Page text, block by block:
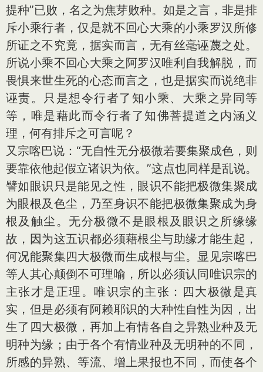
提种”已败，名之为焦芽败种。如是之言，非是排
斥小乘行者，仅是就不回心大乘的小乘罗汉所修
所证之不究竟，据实而言，无有丝毫诬蔑之处。
所说小乘不回心大乘之阿罗汉唯利自我解脱，而
畏惧来世生死的心态而言之，也是据实而说绝非
诬责。只是想令行者了知小乘、大乘之异同等
等，唯是藉此而令行者了知佛菩提道之内涵义
理，何有排斥之可言呢？
又宗喀巴说：“无自性无分极微若要集聚成色，则
要靠依他起假立诸识为依。”这点也同样是乱说。
譬如眼识只是能见之性，眼识不能把极微集聚成
为眼根及色尘，乃至身识不能把极微集聚成为身
根及触尘。无分极微不是眼根及眼识之所缘缘
故，因为这五识都必须藉根尘与助缘才能生起，
何况能聚集四大极微而生成根与尘。显见宗喀巴
等人其心颠倒不可理喻，所以必须认同唯识宗的
主张才是正理。唯识宗的主张：四大极微是真
实，但是必须有阿赖耶识的大种性自性为因，出
生了四大极微，再加上有情各自之异熟业种及无
明种为缘；由于各个有情业种及无明种的不同，
所感的异熟、等流、增上果报也不同，而使各个